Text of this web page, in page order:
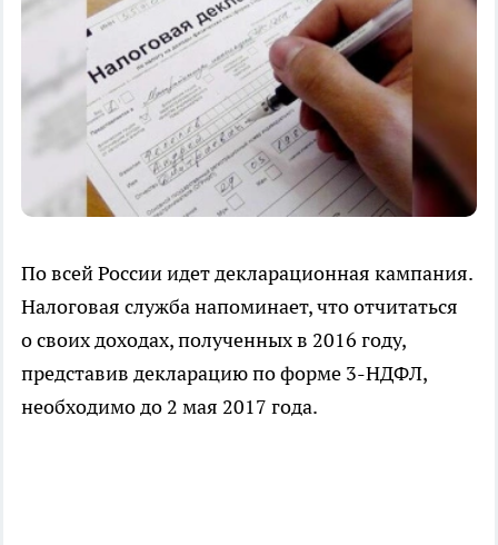
По всей России идет декларационная кампания.
Налоговая служба напоминает, что отчитаться
о своих доходах, полученных в 2016 году,
представив декларацию по форме 3-НДФЛ,
необходимо до 2 мая 2017 года.